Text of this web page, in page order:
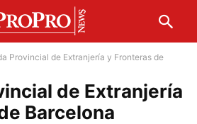
Provincial de Extranjería y Fronteras de
de Extranjería
Barcelona